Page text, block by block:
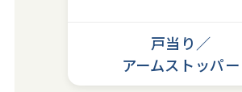
戸当り／
アームストッパー